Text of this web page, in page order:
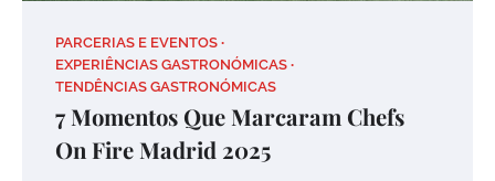
PARCERIAS E EVENTOS
EXPERIÊNCIAS GASTRONÓMICAS
TENDÊNCIAS GASTRONÓMICAS
7 Momentos Que Marcaram Chefs
On Fire Madrid 2025